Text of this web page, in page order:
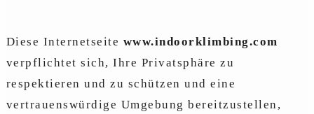
Diese Internetseite www.indoorklimbing.com
verpflichtet sich, Ihre Privatsphäre zu
respektieren und zu schützen und eine
vertrauenswürdige Umgebung bereitzustellen,